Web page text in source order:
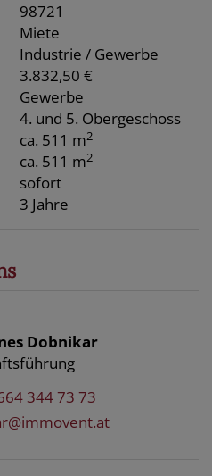
98721
Miete
Industrie / Gewerbe
3.832,50 €
Gewerbe
4. und 5. Obergeschoss
ca. 511 m2
ca. 511 m2
sofort
3 Jahre
Dobnikar
344 73 73